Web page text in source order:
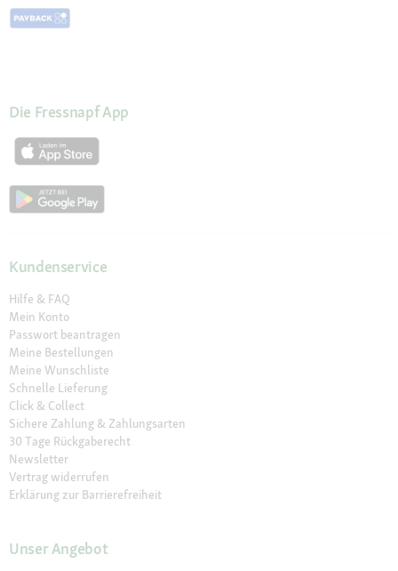
Die Fressnapf App
Kundenservice
Hilfe & FAQ
Mein Konto
Passwort beantragen
Meine Bestellungen
Meine Wunschliste
Schnelle Lieferung
Click & Collect
Sichere Zahlung & Zahlungsarten
30 Tage Rückgaberecht
Newsletter
Vertrag widerrufen
Erklärung zur Barrierefreiheit
Unser Angebot